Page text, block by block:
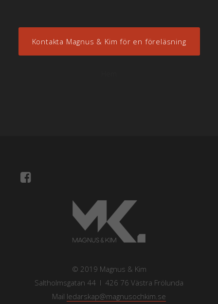
Kontakta Magnus & Kim för en föreläsning
© 2019 Magnus & Kim
Saltholmsgatan 44 I 426 76 Västra Frölunda
Mail ledarskap@magnusochkim.se